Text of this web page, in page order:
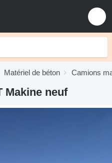
Matériel de béton Camions
Makine neuf